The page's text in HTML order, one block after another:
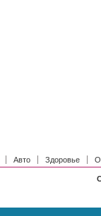
Авто Здоровье